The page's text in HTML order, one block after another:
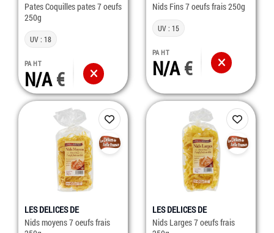
Pates Coquilles pates 7 oeufs
250g
UV : 18
PA HT
N/A
Nids Fins 7 oeufs frais 250g
UV : 15
PA HT
N/A
LES DELICES DE
Nids moyens 7 oeufs frais
LES DELICES DE
Nids Larges 7 oeufs frais